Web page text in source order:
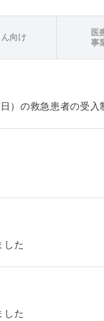
向け
医
事
）の救急患者の受入
した
した